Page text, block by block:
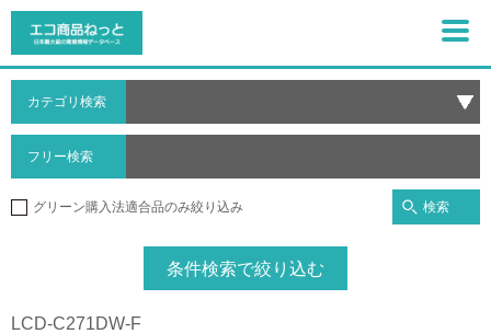
カテゴリ検索
フリー検索
グリーン購入法適合品のみ絞り込み 検索
条件検索で絞り込む
LCD-C271DW-F